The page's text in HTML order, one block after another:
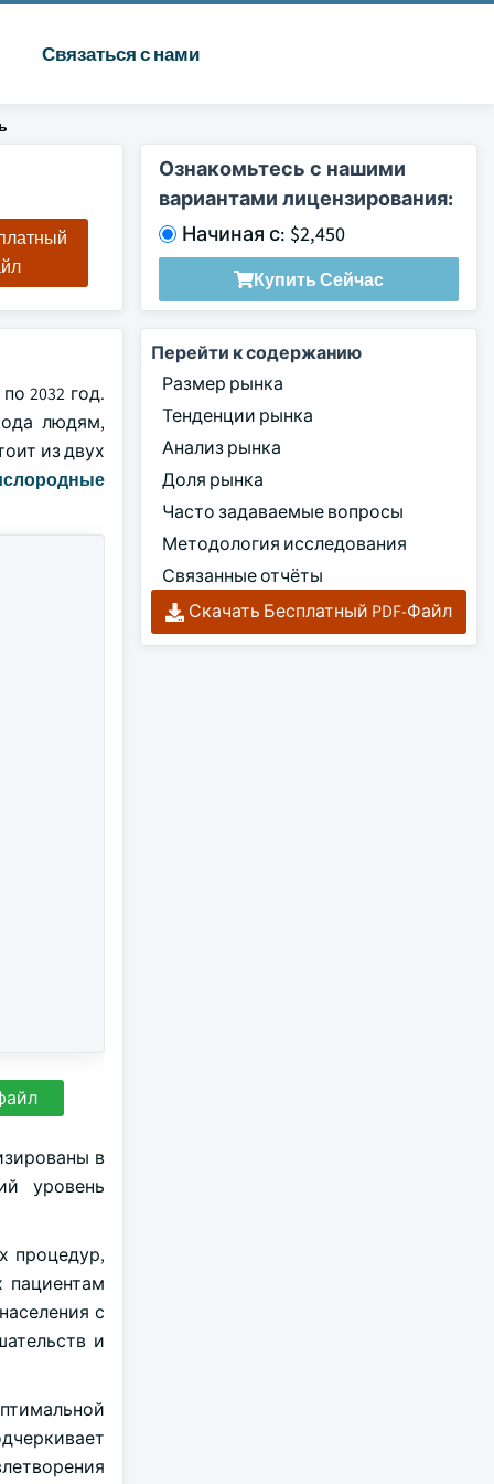
Связаться с нами
Ознакомьтесь с нашими
вариантами лицензирования:
Начиная с: $2,450
Купить Сейчас
2032 год.
людям,
из двух
в
уровень
процедур,
пациентам
с
и
Перейти к содержанию
Размер рынка
Тенденции рынка
Анализ рынка
Доля рынка
Часто задаваемые вопросы
Методология исследования
Связанные отчёты
Скачать Бесплатный PDF-Файл